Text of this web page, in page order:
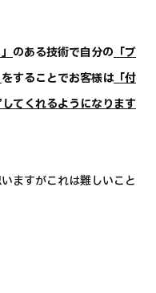
のある技術で自分の 「ブ
をすることでお客様は「付
てくれるようになります
ますがこれは難しいこと